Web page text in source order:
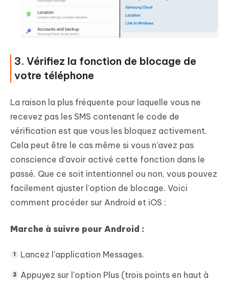
3. Vérifiez la fonction de blocage de
votre téléphone
La raison la plus fréquente pour laquelle vous ne
recevez pas les SMS contenant le code de
vérification est que vous les bloquez activement.
Cela peut être le cas même si vous n'avez pas
conscience d'avoir activé cette fonction dans le
passé. Que ce soit intentionnel ou non, vous pouvez
facilement ajuster l'option de blocage. Voici
comment procéder sur Android et iOS :
Marche à suivre pour Android :
Lancez l'application Messages.
Appuyez sur l'option Plus (trois points en haut à